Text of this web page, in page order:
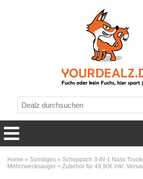
Home » Sonstiges » Scheppach 3-IN-1 Nass
Mehrzwecksauger + Zubehör für 49,90€ inkl.